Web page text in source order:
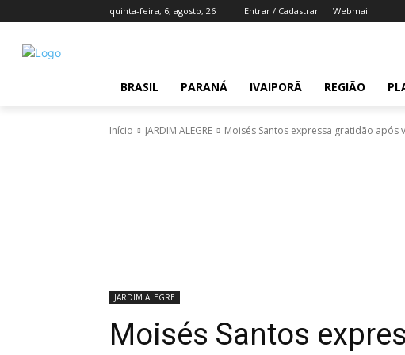
quinta-feira, 6, agosto, 26 Entrar / Cadastrar Webmail
BRASIL PARANÁ IVAIPORÃ REGIÃO
Início JARDIM ALEGRE Moisés Santos expressa gratidão após
JARDIM ALEGRE
Moisés Santos